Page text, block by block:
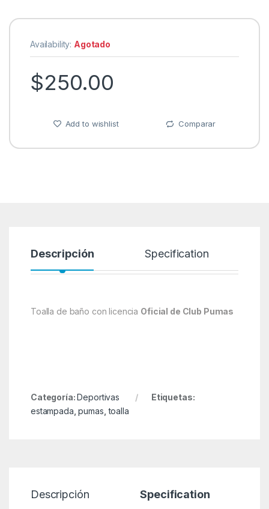
Availability: Agotado
$250.00
Add to wishlist Comparar
Descripción Specification
Toalla de baño con licencia Oficial de Club Pumas
Categoría:Deportivas
Etiquetas:
estampada ,pumas ,toalla
Descripción Specification